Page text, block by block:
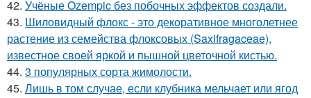
42. Учёные Ozempic без побочных эффектов создали.
43. Шиловидный флокс - это декоративное многолетнее
растение из семейства флоксовых (Saxifragaceae),
известное своей яркой и пышной цветочной кистью.
44. 3 популярных сорта жимолости.
45. Лишь в том случае, если клубника мельчает или ягод